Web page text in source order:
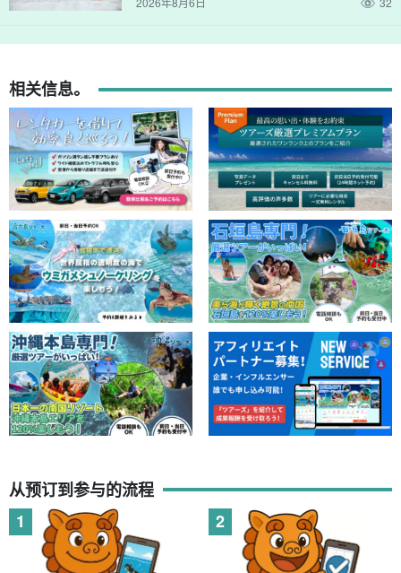
相关信息。
从预订到参与的流程